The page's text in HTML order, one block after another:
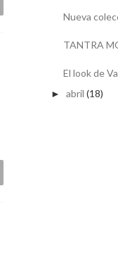
Nueva
TANTRA
El look de
► abril (18)